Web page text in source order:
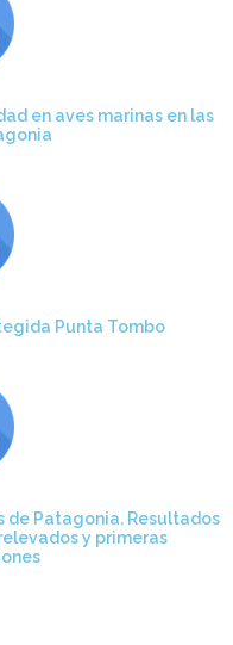
en aves marinas en las
Punta Tombo
de Patagonia. Resultados
y primeras